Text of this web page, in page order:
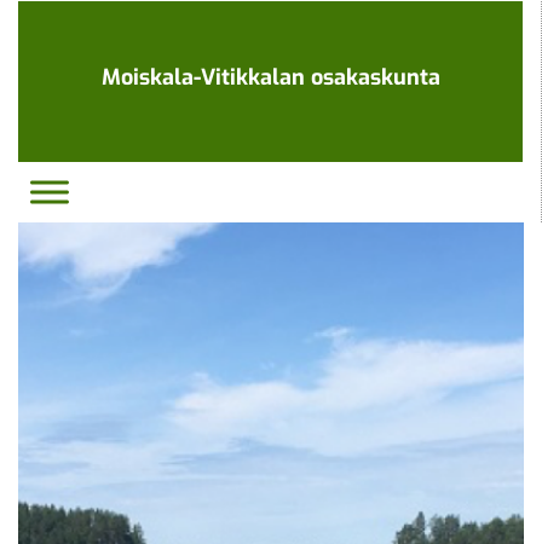
Moiskala-Vitikkalan osakaskunta